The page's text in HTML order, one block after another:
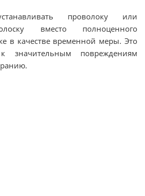
проволоку или
вместо полноценного
в качестве временной меры. Это
значительным повреждениям